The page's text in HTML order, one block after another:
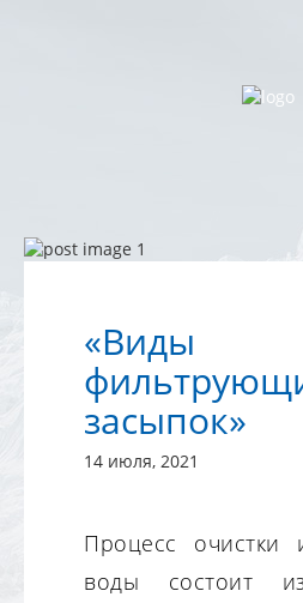
«Виды
засыпок»
14 июля, 2021
Процесс очистки
воды состоит